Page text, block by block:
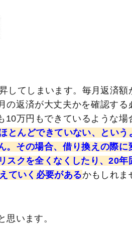
してしまいます。毎月返済額
の返済が大丈夫かを確認する
10万円もできているような場
とんどできていない、という
。その場合、借り換えの際に
スクを全くなくしたり、20年
ていく必要があるかもしれま
います。